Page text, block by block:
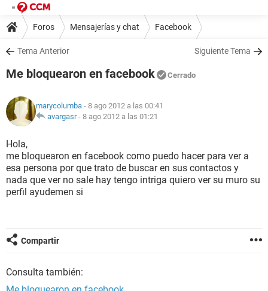
Foros Mensajerías y chat Facebook
Tema Anterior Siguiente Tema
Me bloquearon en facebook Cerrado
marycolumba - 8 ago 2012 a las 00:41
avargasr- 8 ago 2012 a las 01:21
Hola,
me bloquearon en facebook como puedo hacer para ver a
esa persona por que trato de buscar en sus contactos y
nada que ver no sale hay tengo intriga quiero ver su muro su
perfil ayudemen si
Compartir
Consulta también: